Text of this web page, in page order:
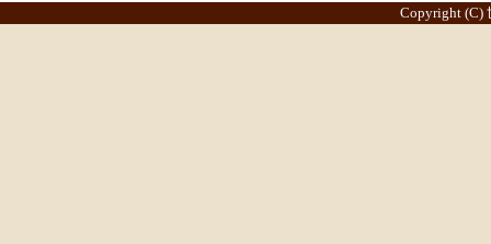
Copyright (C)